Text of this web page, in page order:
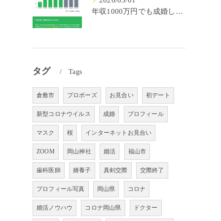
年収1000万円でも成婚しやすいとは限らない? 「年収帯別の成婚率」のリアル
タグ Tags
倉敷市 プロポーズ お見合い 初デート
新型コロナウイルス 成婚 プロフィール
マスク 桜 インターネットお見合い
ZOOM 岡山神社 婚活 福山市
歯科医師 婿養子 真剣交際 交際終了
プロフィール写真 岡山県 コロナ
婚活ノウハウ コロナ岡山県 ドクター